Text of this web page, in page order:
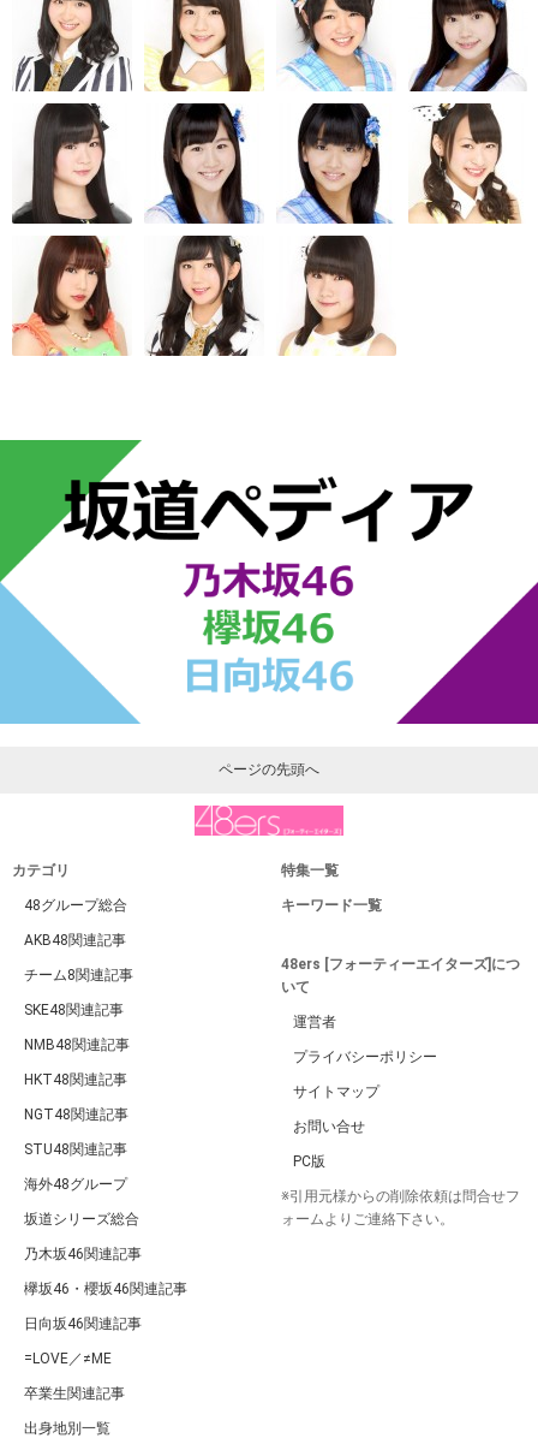
ページの先頭へ
カテゴリ
48グループ総合
AKB48関連記事
チーム8関連記事
SKE48関連記事
NMB48関連記事
HKT48関連記事
NGT48関連記事
STU48関連記事
海外48グループ
坂道シリーズ総合
乃木坂46関連記事
欅坂46・櫻坂46関連記事
日向坂46関連記事
=LOVE／≠ME
卒業生関連記事
出身地別一覧
特集一覧
キーワード一覧
48ers [フォーティーエイターズ]につ
いて
運営者
プライバシーポリシー
サイトマップ
お問い合せ
PC版
※引用元様からの削除依頼は問合せフ
ォームよりご連絡下さい。